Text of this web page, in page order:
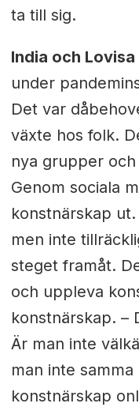
ta till sig.
India och Lovisa
under
Det var
växte hos folk.
nya grupper
Genom sociala
konstnärskap
men inte
steget framåt.
och uppleva
konstnärskap. –
Är man inte
man inte
konstnärskap